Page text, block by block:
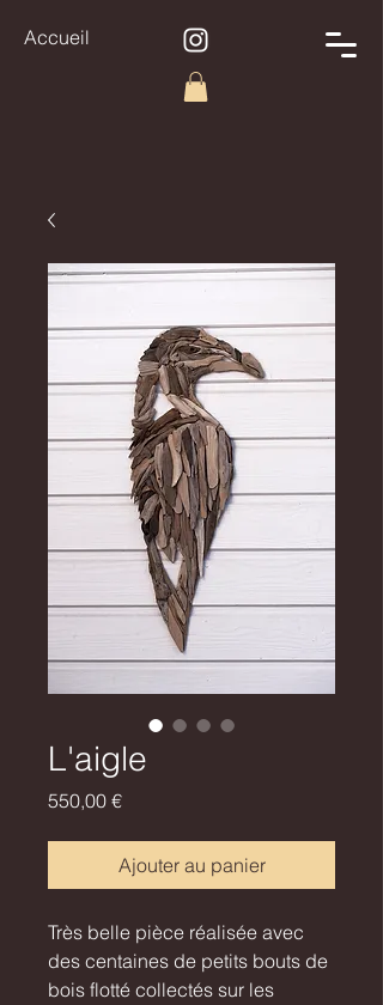
Accueil
L'aigle
550,00 €Prix
Ajouter au panier
Très belle pièce réalisée avec
des centaines de petits bouts de
bois flotté collectés sur les